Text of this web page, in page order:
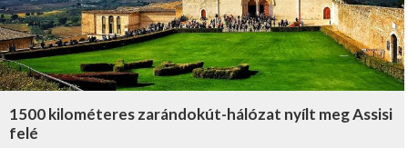
1500 kilométeres zarándokút-hálózat nyílt meg Assisi
felé